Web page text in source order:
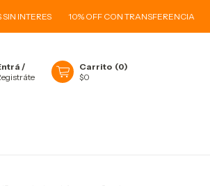
10% OFF CON TRANSFERENCIA
/
Carrito (0)
$0